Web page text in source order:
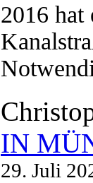
2016 hat
IN
29. Juli